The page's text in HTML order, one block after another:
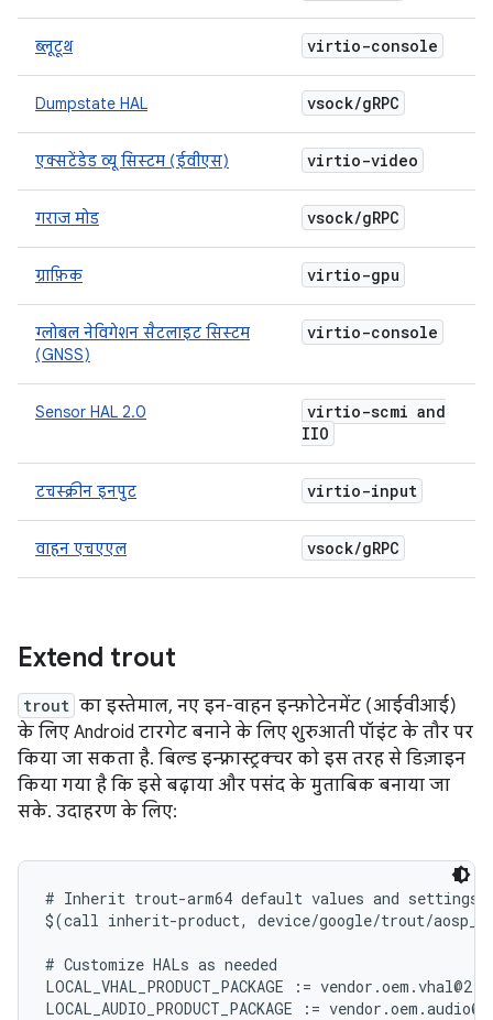
ब्लूटूथ virtio-console
Dumpstate HAL vsock/gRPC
एक्सटेंडेड व्यू सिस्टम (ईवीएस) virtio-video
गराज मोड vsock/gRPC
ग्राफ़िक virtio-gpu
ग्लोबल नेविगेशन सैटलाइट सिस्टम
(GNSS)
virtio-console
Sensor HAL 2.0
virtio-scmi and
IIO
टचस्क्रीन इनपुट virtio-input
वाहन एचएएल vsock/gRPC
Extend trout
trout का इस्तेमाल, नए इन-वाहन इन्फ़ोटेनमेंट (आईवीआई)
के लिए Android टारगेट बनाने के लिए शुरुआती पॉइंट के तौर पर
किया जा सकता है. बिल्ड इन्फ़्रास्ट्रक्चर को इस तरह से डिज़ाइन
किया गया है कि इसे बढ़ाया और पसंद के मुताबिक बनाया जा
सके. उदाहरण के लिए:
# Inherit trout-arm64 default values and settings
$(call inherit-product, device/google/trout/
# Customize HALs as needed
LOCAL_VHAL_PRODUCT_PACKAGE :=
LOCAL_AUDIO_PRODUCT_PACKAGE :=